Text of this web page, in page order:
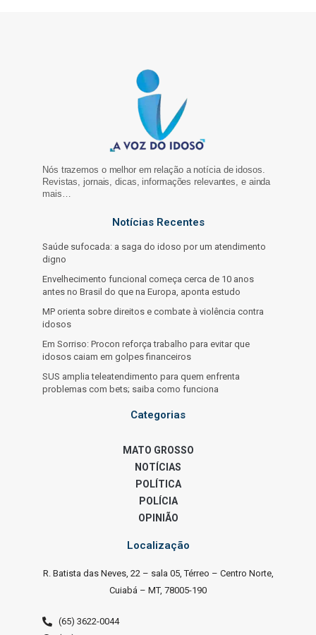
Nós trazemos o melhor em relação a notícia de idosos.
Revistas, jornais, dicas, informações relevantes, e ainda
mais…
Notícias Recentes
Saúde sufocada: a saga do idoso por um atendimento
digno
Envelhecimento funcional começa cerca de 10 anos
antes no Brasil do que na Europa, aponta estudo
MP orienta sobre direitos e combate à violência contra
idosos
Em Sorriso: Procon reforça trabalho para evitar que
idosos caiam em golpes financeiros
SUS amplia teleatendimento para quem enfrenta
problemas com bets; saiba como funciona
Categorias
MATO GROSSO
NOTÍCIAS
POLÍTICA
POLÍCIA
OPINIÃO
Localização
R. Batista das Neves, 22 – sala 05, Térreo – Centro Norte,
Cuiabá – MT, 78005-190
(65) 3622-0044